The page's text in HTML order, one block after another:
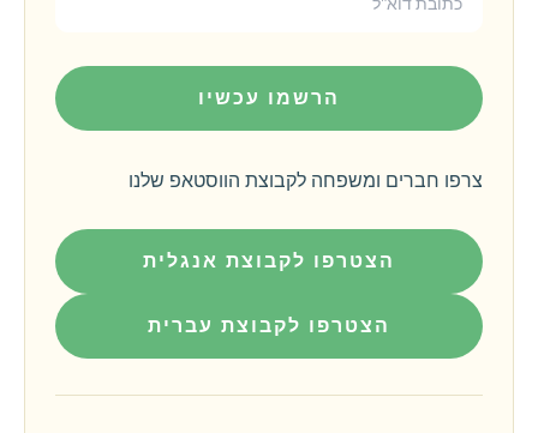
הרשמו עכשיו
צרפו חברים ומשפחה לקבוצת הווסטאפ שלנו
הצטרפו לקבוצת אנגלית
הצטרפו לקבוצת עברית